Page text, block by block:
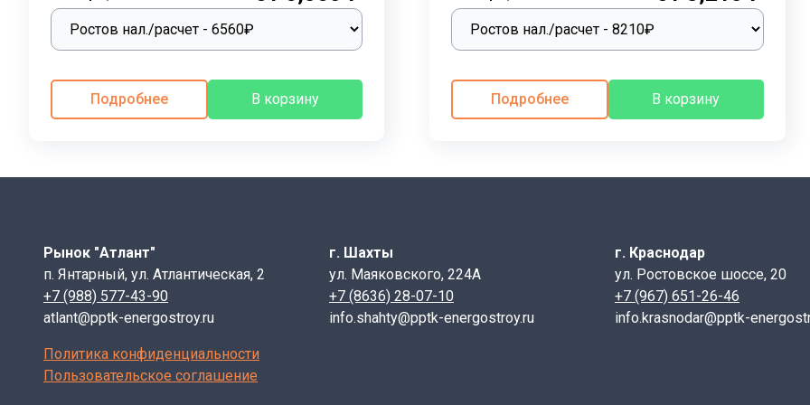
конструкций, гарантирующий долговечность и безопасность зданий.
Правильный подбор перемычек с учетом всех параметров залог качественного и безопасного строительства.
характеристик перемычки требованиям проектной документации и действующим нормативным документам.
Маркировка железобетонных перемычек:
это сложная система кодирования, призванная обеспечить
конструктивные особенности, прочностные характеристики и условия эксплуатации. Система цифробуквенного
21 – длина, величина указывается в дц.;
6 – расчетная нагрузка в кн/м. В маркировке указывается с округлением до целого числа, для удобства
Дополнительно могут быть указаны следующие параметры:
"П" – наличие строповочных петель в изделии;
"А" – анкерные выпуски, для крепления балконов;
"С" - сейсмоустойчивые прочные перемычки.
Подробнее В корзину Подробнее В корзину
Рынок "Атлант"
п. Янтарный, ул. Атлантическая, 2
+7 (988) 577-43-90
atlant@pptk-energostroy.ru
г. Шахты
ул. Маяковского, 224А
+7 (8636) 28-07-10
info.shahty@pptk-energostroy.ru
г. Краснодар
ул. Ростовское шоссе, 20
+7 (967) 651-26-46
info.krasnodar@pptk-
Политика конфиденциальности
Пользовательское соглашение